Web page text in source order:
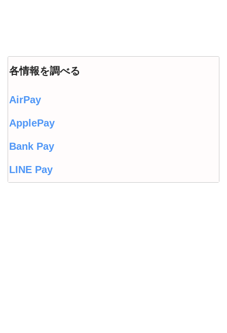
各情報を調べる
AirPay
ApplePay
Bank Pay
LINE Pay